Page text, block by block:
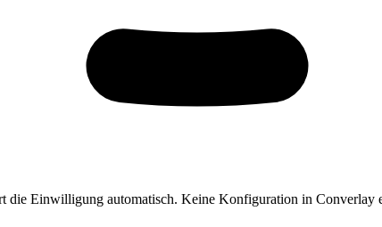
die Einwilligung automatisch. Keine Konfiguration in Converlay